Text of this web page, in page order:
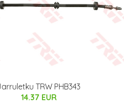
TRW PHB343
14.37 EUR